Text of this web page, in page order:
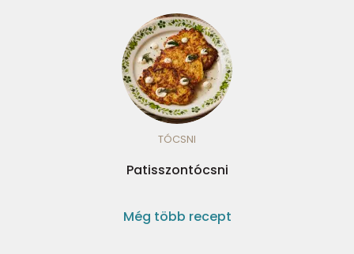
TÓCSNI
Patisszontócsni
Még több recept